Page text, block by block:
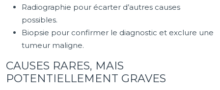
Radiographie pour écarter d’autres causes
possibles.
Biopsie pour confirmer le diagnostic et exclure une
tumeur maligne.
CAUSES RARES, MAIS
POTENTIELLEMENT GRAVES